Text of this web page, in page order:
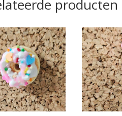
producten